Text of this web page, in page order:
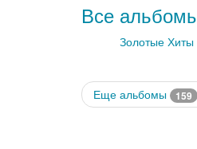
Все
Золотые Хиты
Еще альбомы 159